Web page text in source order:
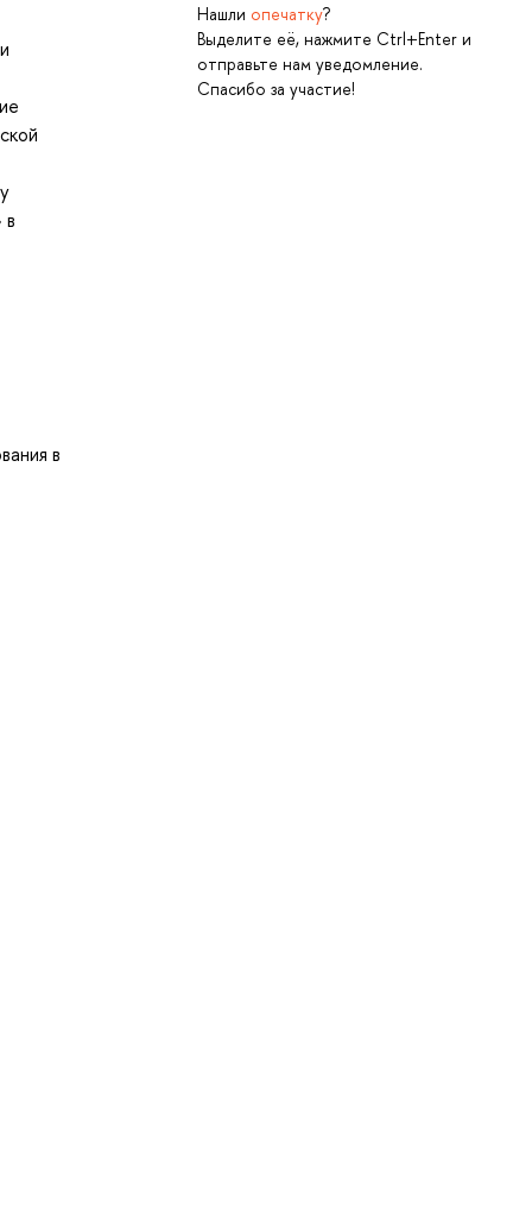
Нашли опечатку?
Выделите её, нажмите Ctrl+Enter и
отправьте нам уведомление.
Спасибо за участие!
в
в